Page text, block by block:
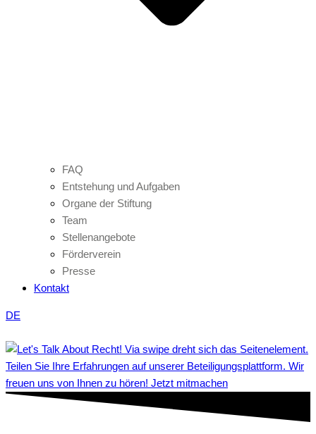
FAQ
Entstehung und Aufgaben
Organe der Stiftung
Team
Stellenangebote
Förderverein
Presse
Kontakt
DE
Teilen Sie Ihre Erfahrungen auf unserer Beteiligungsplattform. Wir
freuen uns von Ihnen zu hören! Jetzt mitmachen